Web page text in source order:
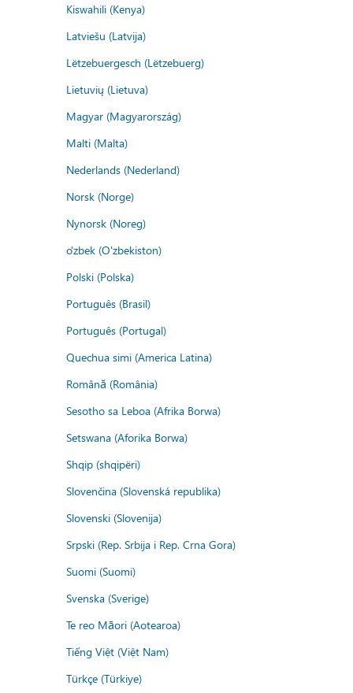
Kiswahili (Kenya)
Latviešu (Latvija)
Lëtzebuergesch (Lëtzebuerg)
Lietuvių (Lietuva)
Magyar (Magyarország)
Malti (Malta)
Nederlands (Nederland)
Norsk (Norge)
Nynorsk (Noreg)
o'zbek (O'zbekiston)
Polski (Polska)
Português (Brasil)
Português (Portugal)
Quechua simi (America Latina)
Română (România)
Sesotho sa Leboa (Afrika Borwa)
Setswana (Aforika Borwa)
Shqip (shqipëri)
Slovenčina (Slovenská republika)
Slovenski (Slovenija)
Srpski (Rep. Srbija i Rep. Crna Gora)
Suomi (Suomi)
Svenska (Sverige)
Te reo Māori (Aotearoa)
Tiếng Việt (Việt Nam)
Türkçe (Türkiye)